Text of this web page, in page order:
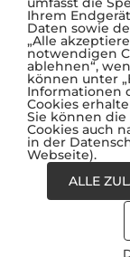
© 2026 -
Ihrem
Daten sowie
„Alle
notwendigen
ablehnen“,
können unter
Informationen
Cookies
Sie können
Cookies auch
in der
Webseite).
ALLE